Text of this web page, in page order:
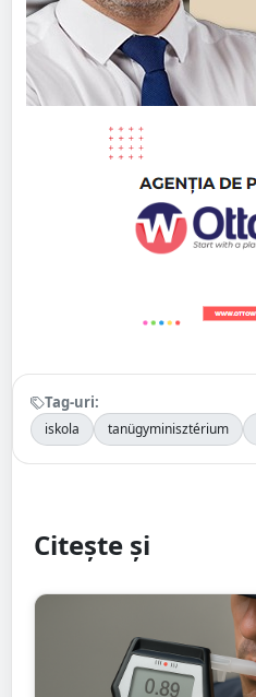
Tag-uri:
iskola tanügyminisztérium
Citește și